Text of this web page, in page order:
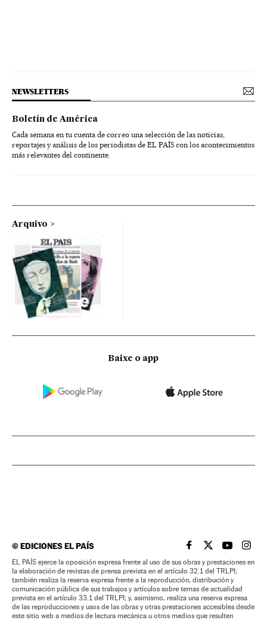
NEWSLETTERS
Boletín de América
Cada semana en tu cuenta de correo una selección de las noticias,
reportajes y análisis de los periodistas de EL PAÍS con los acontecimientos
más relevantes del continente.
Arquivo
Baixe o app
©EDICIONES EL PAÍS EL PAÍS BRASIL EN
EL PAÍSEL PAÍS
EL
EL PAÍS ejerce la oposición expresa frente al uso de sus obras y prestaciones en
la elaboración de revistas de prensa prevista en el artículo 32.1 del TRLPI;
también realiza la reserva expresa frente a la reproducción, distribución y
comunicación pública de sus trabajos y artículos sobre temas de actualidad
prevista en el artículo 33.1 del TRLPI; y, asimismo, realiza una reserva expresa
de las reproducciones y usos de las obras y otras prestaciones accesibles desde
este sitio web a medios de lectura mecánica u otros medios que resulten